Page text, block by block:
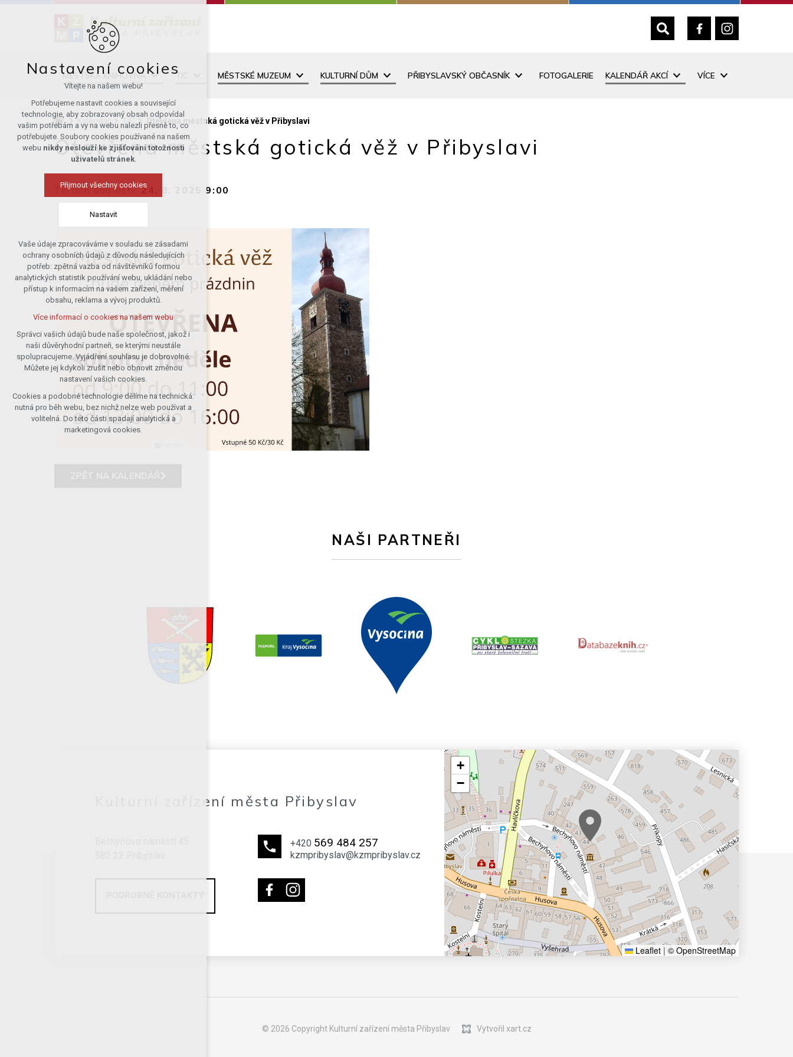
MĚSTSKÁ KNIHOVNA TIC MĚSTSKÉ MUZEUM KULTURNÍ DŮM PŘIBYSLAVSKÝ OBČASNÍK FOTOGALERIE KALENDÁŘ AKCÍ VÍCE
Kalendář TIC Otevřena městská gotická věž v Přibyslavi
Otevřena městská gotická věž v Přibyslavi
Termín události: 24. 8. 2025 9:00
NAŠI PARTNEŘI
Kulturní zařízení města Přibyslav
+420 569 484 257
kzmpribyslav@kzmpribyslav.cz
+
−
Leaflet | © OpenStreetMap
© 2026 Copyright Kulturní zařízení města Přibyslav Vytvořil xart.cz
Nastavení cookies
Vítejte na našem webu!
Potřebujeme nastavit cookies a související
technologie, aby zobrazovaný obsah odpovídal
vašim potřebám a vy na webu nalezli přesně to, co
potřebujete. Soubory cookies používané na našem
webu nikdy neslouží ke zjišťování totožnosti
uživatelů stránek.
Přijmout všechny cookies
Nastavit
Technická cookies
nutná pro provozování webu
udržení kontextu stránek (session):
případná přihlášení, volby jazyka, apod.
Volitelná cookies
analytická pro anonymizované
vyhodnocení návštěvnosti
marketingová cookies (Google)
Více informací o cookies na našem webu
Přijmout všechny cookies
Odmítnout vše
Vaše údaje zpracováváme v souladu se zásadami
ochrany osobních údajů z důvodu následujících
potřeb: zpětná vazba od návštěvníků formou
analytických statistik používání webu, ukládání nebo
přístup k informacím na vašem zařízení, měření
obsahu, reklama a vývoj produktů.
Více informací o cookies na našem webu
Správci vašich údajů bude naše společnost, jakož i
naši důvěryhodní partneři, se kterými neustále
spolupracujeme. Vyjádření souhlasu je dobrovolné.
Můžete jej kdykoli zrušit nebo obnovit změnou
nastavení vašich cookies.
Cookies a podobné technologie dělíme na technická:
nutná pro běh webu, bez nichž nelze web používat a
volitelná. Do této části spadají analytická a
marketingová cookies.